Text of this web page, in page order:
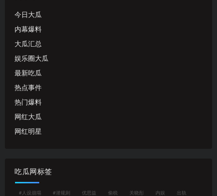
今日大瓜
内幕爆料
大瓜汇总
娱乐圈大瓜
最新吃瓜
热点事件
热门爆料
网红大瓜
网红明星
吃瓜网标签
#人设崩塌 #潜规则 优思益 偷税 关晓彤 内娱 出轨